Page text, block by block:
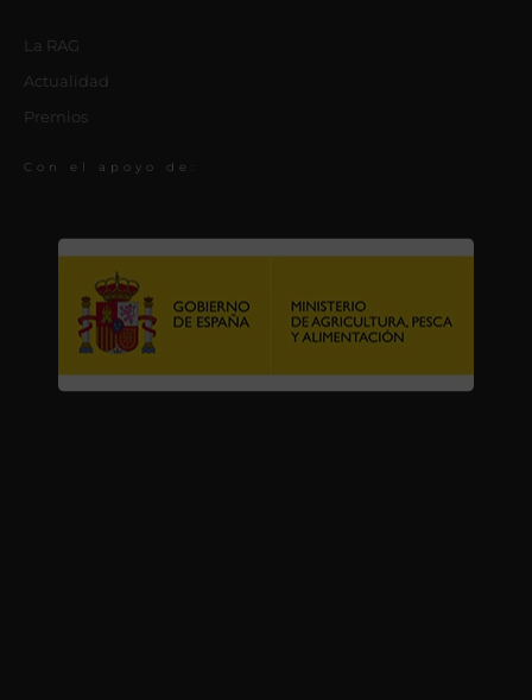
La RAG
Actualidad
Premios
Con el apoyo de: